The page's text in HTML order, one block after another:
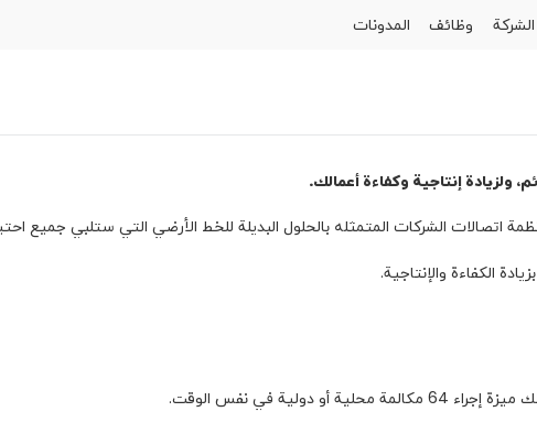
وظائف المدونات
ولزيادة إنتاجية وكفاءة أعمالك.
اتصالات الشركات المتمثله بالحلول البديلة للخط الأرضي التي ستلبي جميع
الكفاءة والإنتاجية.
دولية في نفس الوقت.